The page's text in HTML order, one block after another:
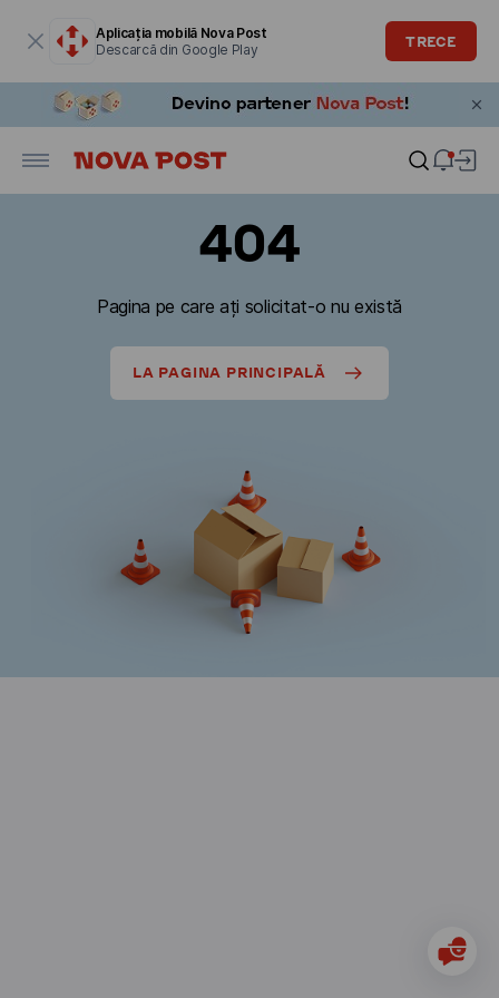
Aplicația mobilă Nova Post
Descarcă din Google Play
TRECE
404
Pagina pe care ați solicitat-o nu există
LA PAGINA PRINCIPALĂ